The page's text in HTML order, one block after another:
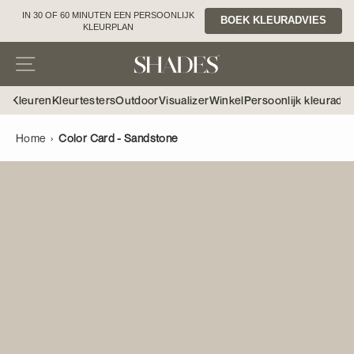
naar
inhoud
IN 30 OF 60 MINUTEN EEN PERSOONLIJK
KLEURPLAN
BOEK KLEURADVIES
SHADES
by
Kuster
KleurenKleurtestersOutdoorVisualizerWinkelPersoonlijk
Home › Color Card - Sandstone